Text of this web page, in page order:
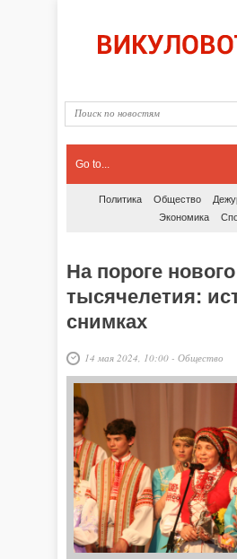
Go to...
Политика Общество
Экономика
На пороге нового
тысячелетия:
снимках
14 мая 2024, 10:00 - Общество